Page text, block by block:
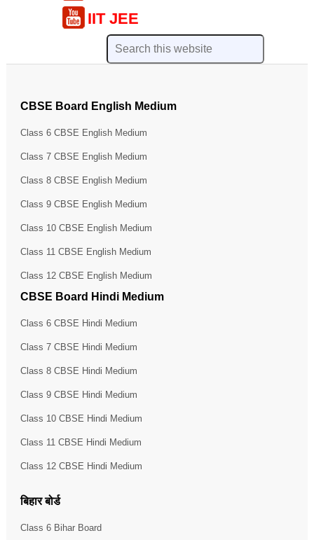
IIT JEE
CBSE Board English Medium
Class 6 CBSE English Medium
Class 7 CBSE English Medium
Class 8 CBSE English Medium
Class 9 CBSE English Medium
Class 10 CBSE English Medium
Class 11 CBSE English Medium
Class 12 CBSE English Medium
CBSE Board Hindi Medium
Class 6 CBSE Hindi Medium
Class 7 CBSE Hindi Medium
Class 8 CBSE Hindi Medium
Class 9 CBSE Hindi Medium
Class 10 CBSE Hindi Medium
Class 11 CBSE Hindi Medium
Class 12 CBSE Hindi Medium
बिहार बोर्ड
Class 6 Bihar Board